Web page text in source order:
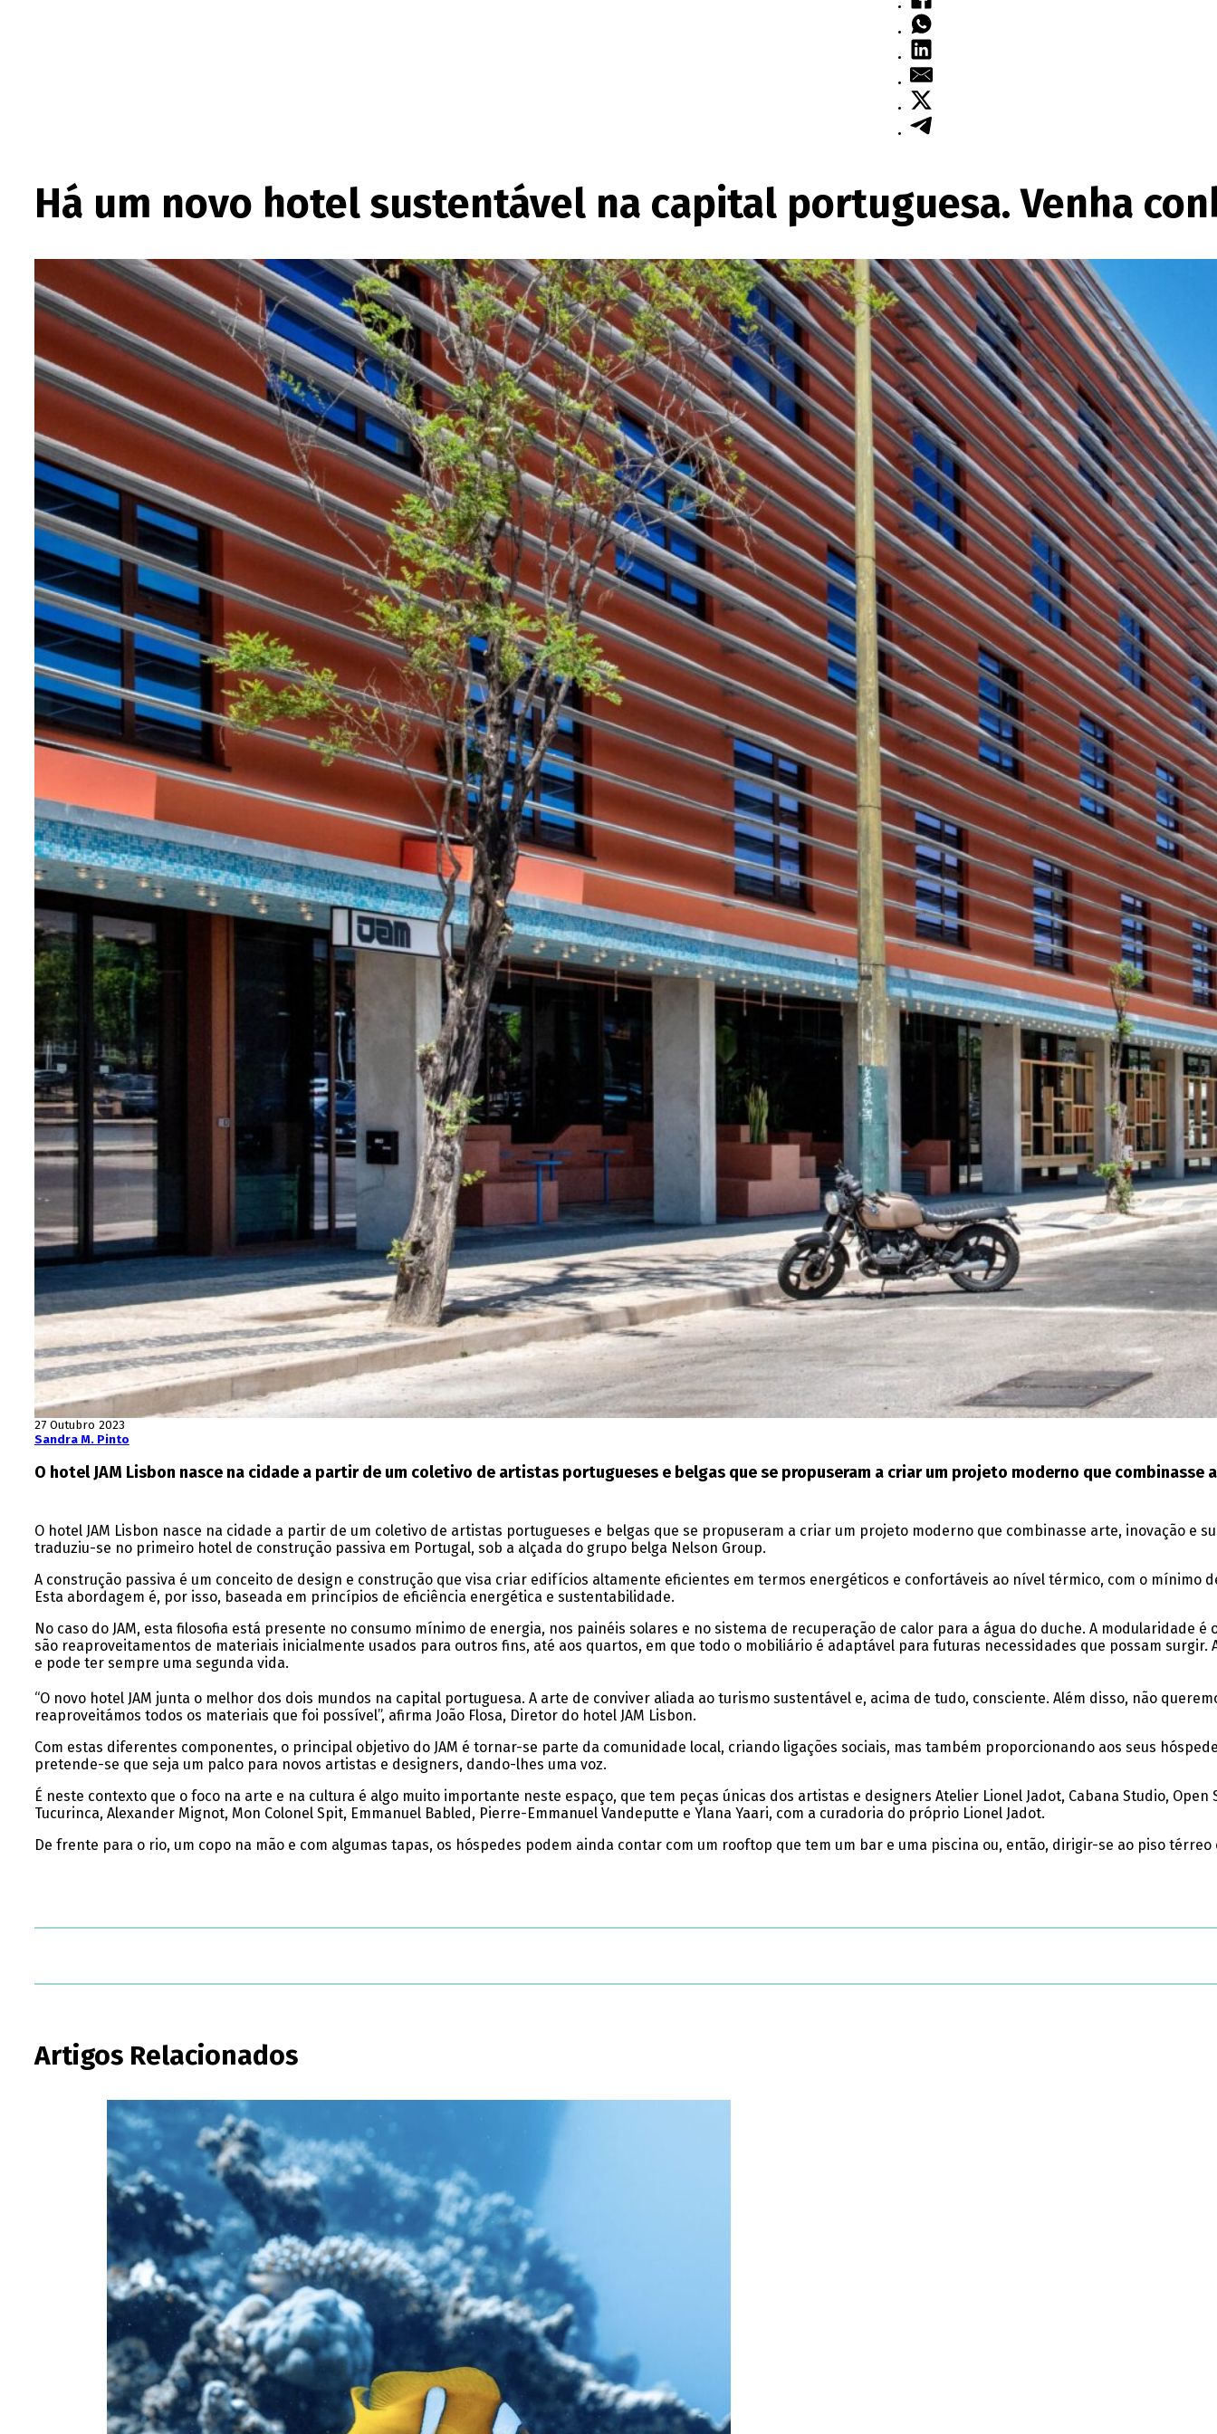
Há um novo hotel sustentável na capital portuguesa. Venha
27 Outubro 2023
Sandra M. Pinto
O hotel JAM Lisbon nasce na cidade a partir de um coletivo de artistas portugueses e belgas que se propuseram a criar um projeto moderno que
O hotel JAM Lisbon nasce na cidade a partir de um coletivo de artistas portugueses e belgas que se propuseram a criar um projeto moderno que combinasse arte, inovação e
traduziu-se no primeiro hotel de construção passiva em Portugal, sob a alçada do grupo belga Nelson Group.
A construção passiva é um conceito de design e construção que visa criar edifícios altamente eficientes em termos energéticos e confortáveis ao nível térmico, com o mínimo
Esta abordagem é, por isso, baseada em princípios de eficiência energética e sustentabilidade.
No caso do JAM, esta filosofia está presente no consumo mínimo de energia, nos painéis solares e no sistema de recuperação de calor para a água do duche. A modularidade
são reaproveitamentos de materiais inicialmente usados para outros fins, até aos quartos, em que todo o mobiliário é adaptável para futuras necessidades que possam
e pode ter sempre uma segunda vida.
“O novo hotel JAM junta o melhor dos dois mundos na capital portuguesa. A arte de conviver aliada ao turismo sustentável e, acima de tudo, consciente. Além disso, não
reaproveitámos todos os materiais que foi possível”, afirma João Flosa, Diretor do hotel JAM Lisbon.
Com estas diferentes componentes, o principal objetivo do JAM é tornar-se parte da comunidade local, criando ligações sociais, mas também proporcionando aos seus
pretende-se que seja um palco para novos artistas e designers, dando-lhes uma voz.
É neste contexto que o foco na arte e na cultura é algo muito importante neste espaço, que tem peças únicas dos artistas e designers Atelier Lionel Jadot, Cabana Studio,
Tucurinca, Alexander Mignot, Mon Colonel Spit, Emmanuel Babled, Pierre-Emmanuel Vandeputte e Ylana Yaari, com a curadoria do próprio Lionel Jadot.
De frente para o rio, um copo na mão e com algumas tapas, os hóspedes podem ainda contar com um rooftop que tem um bar e uma piscina ou, então, dirigir-se ao piso
Artigos Relacionados